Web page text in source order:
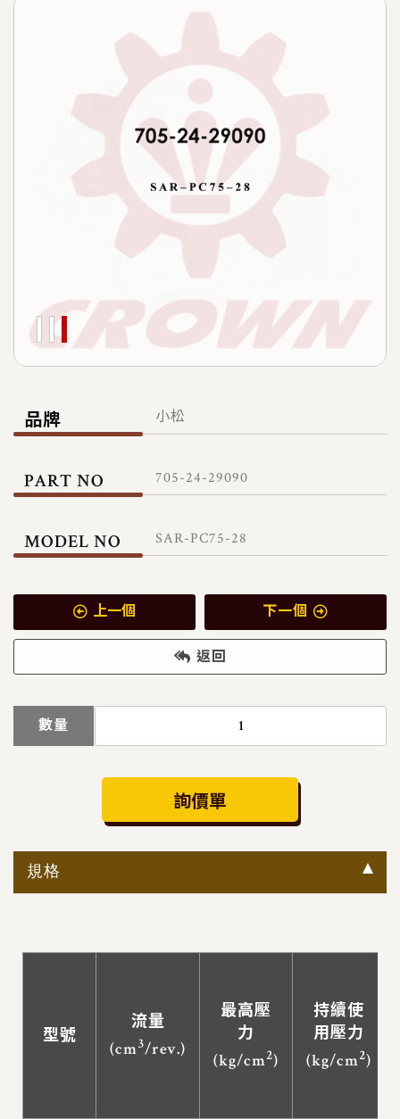
品牌 小松
PART NO 705-24-29090
MODEL NO SAR-PC75-28
上一個
返回
下一個
數量
詢價單
規格
型號
流量
(cm3/rev.)
最高壓
力
(kg/cm2)
持續使
用壓力
(kg/cm2)